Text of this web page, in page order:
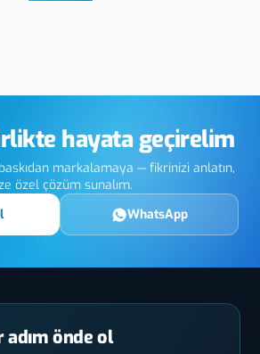
hayata geçirelim
markalamaya — fikrinizi anlatın,
özel çözüm sunalım.
WhatsApp
önde ol